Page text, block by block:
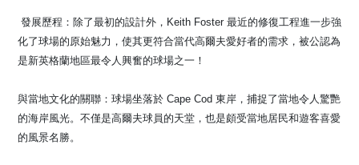
️ 發展歷程：除了最初的設計外，Keith Foster 最近的修復工程進一步強
化了球場的原始魅力，使其更符合當代高爾夫愛好者的需求，被公認為
是新英格蘭地區最令人興奮的球場之一！
與當地文化的關聯：球場坐落於 Cape Cod 東岸，捕捉了當地令人驚艷
的海岸風光。不僅是高爾夫球員的天堂，也是頗受當地居民和遊客喜愛
的風景名勝。